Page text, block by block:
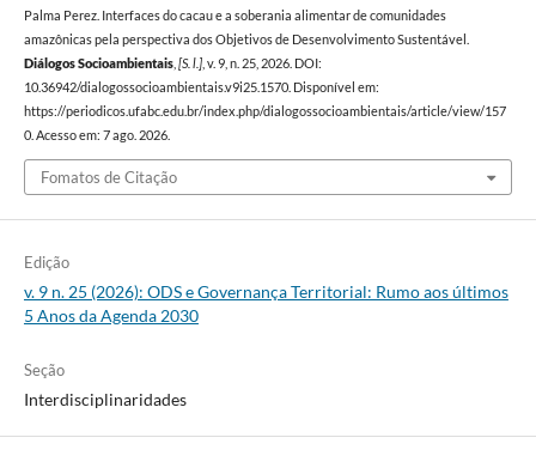
Palma Perez. Interfaces do cacau e a soberania alimentar de comunidades
amazônicas pela perspectiva dos Objetivos de Desenvolvimento Sustentável.
Diálogos Socioambientais, [S. l.], v. 9, n. 25, 2026. DOI:
10.36942/dialogossocioambientais.v9i25.1570. Disponível em:
https://periodicos.ufabc.edu.br/index.php/dialogossocioambientais/article/view/157
0. Acesso em: 7 ago. 2026.
Fomatos de Citação
Edição
v. 9 n. 25 (2026): ODS e Governança Territorial: Rumo aos últimos
5 Anos da Agenda 2030
Seção
Interdisciplinaridades